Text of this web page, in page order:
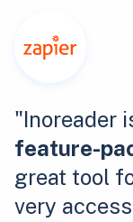
"Inoreader
feature-
great tool
very